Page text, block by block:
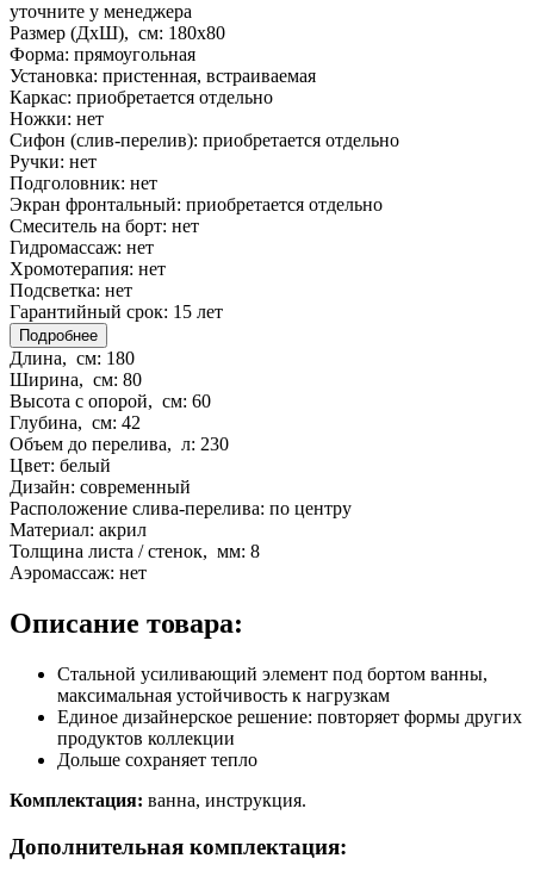
уточните у менеджера
Размер (ДхШ), см: 180x80
Форма: прямоугольная
Установка: пристенная, встраиваемая
Каркас: приобретается отдельно
Ножки: нет
Сифон (слив-перелив): приобретается отдельно
Ручки: нет
Подголовник: нет
Экран фронтальный: приобретается отдельно
Смеситель на борт: нет
Гидромассаж: нет
Хромотерапия: нет
Подсветка: нет
Гарантийный срок: 15 лет
Подробнее
Длина, см: 180
Ширина, см: 80
Высота с опорой, см: 60
Глубина, см: 42
Объем до перелива, л: 230
Цвет: белый
Дизайн: современный
Расположение слива-перелива: по центру
Материал: акрил
Толщина листа / стенок, мм: 8
Аэромассаж: нет
Описание товара:
Cтальной усиливающий элемент под бортом ванны,
максимальная устойчивость к нагрузкам
Единое дизайнерское решение: повторяет формы других
продуктов коллекции
Дольше сохраняет тепло
Комплектация: ванна, инструкция.
Дополнительная комплектация: